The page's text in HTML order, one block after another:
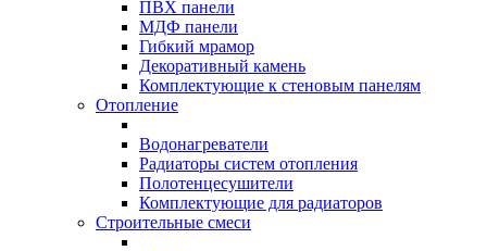
ПВХ панели
МДФ панели
Гибкий мрамор
Декоративный камень
Комплектующие к стеновым панелям
Отопление
Водонагреватели
Радиаторы систем отопления
Полотенцесушители
Комплектующие для радиаторов
Строительные смеси